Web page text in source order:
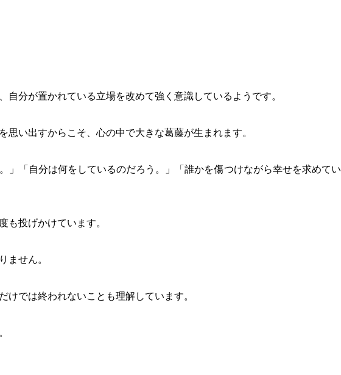
自分が置かれている立場を改めて強く意識しているようです。
思い出すからこそ、心の中で大きな葛藤が生まれます。
」「自分は何をしているのだろう。」「誰かを傷つけながら幸せを求めてい
も投げかけています。
ません。
けでは終われないことも理解しています。